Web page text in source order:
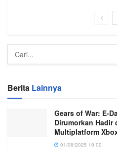
Berita Lainnya
Gears of War: E-
Dirumorkan Hadir
Multiplatform
01/08/2025 10:00